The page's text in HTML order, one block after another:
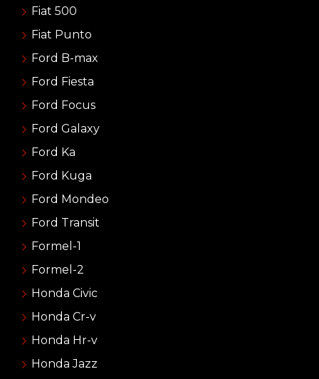
Fiat 500
Fiat Punto
Ford B-max
Ford Fiesta
Ford Focus
Ford Galaxy
Ford Ka
Ford Kuga
Ford Mondeo
Ford Transit
Formel-1
Formel-2
Honda Civic
Honda Cr-v
Honda Hr-v
Honda Jazz